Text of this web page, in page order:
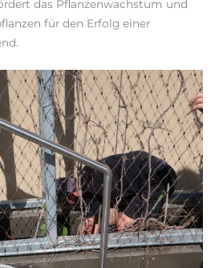
das Pflanzenwachstum und
für den Erfolg einer